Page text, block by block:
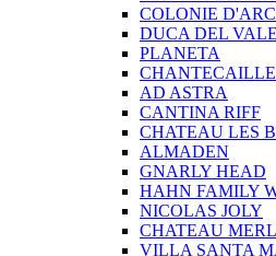
COLONIE
DUCA DEL
PLANETA
CHANTECAILLE
AD ASTRA
CANTINA RIFF
CHATEAU LES
ALMADEN
GNARLY HEAD
HAHN FAMILY
NICOLAS JOLY
CHATEAU
VILLA SANTA